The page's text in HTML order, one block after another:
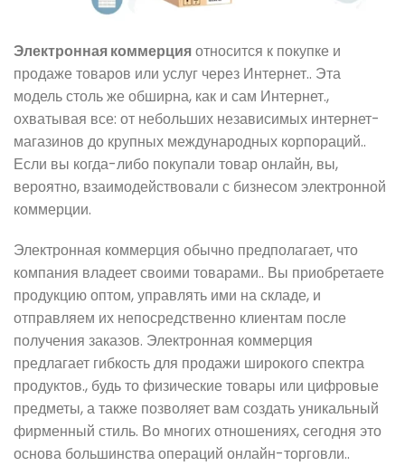
Электронная коммерцияотносится к покупке и
продаже товаров или услуг через Интернет.. Эта
модель столь же обширна, как и сам Интернет.,
охватывая все: от небольших независимых интернет-
магазинов до крупных международных корпораций..
Если вы когда-либо покупали товар онлайн, вы,
вероятно, взаимодействовали с бизнесом электронной
коммерции.
Электронная коммерция обычно предполагает, что
компания владеет своими товарами.. Вы приобретаете
продукцию оптом, управлять ими на складе, и
отправляем их непосредственно клиентам после
получения заказов. Электронная коммерция
предлагает гибкость для продажи широкого спектра
продуктов., будь то физические товары или цифровые
предметы, а также позволяет вам создать уникальный
фирменный стиль. Во многих отношениях, сегодня это
основа большинства операций онлайн-торговли..